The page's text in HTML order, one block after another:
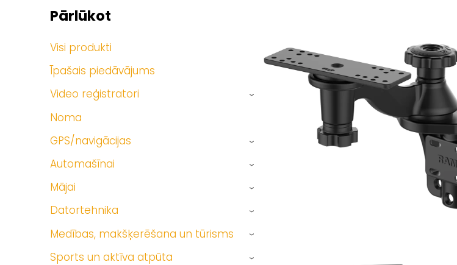
Pārlūkot
Visi produkti
Īpašais piedāvājums
Video reģistratori
›
Noma
GPS/navigācijas
›
Automašīnai ›
Mājai ›
Datortehnika ›
Medības, makšķerēšana un tūrisms ›
Sports un aktīva atpūta ›